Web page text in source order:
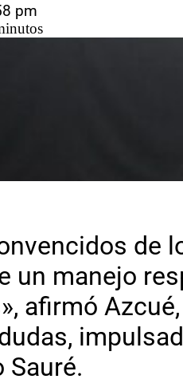
pm
de
un manejo
afirmó
Sauré.